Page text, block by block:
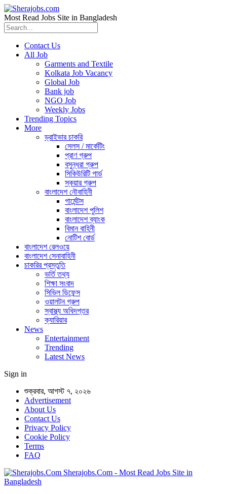
Most Read Jobs Site in Bangladesh
Contact Us
All Job
Garments and Textile
Kolkata Job Vacancy
Global Job
Bank job
NGO Job
Weekly Jobs
Trending Topics
More
ড্রাইভার চাকরি
সেলস / মার্কেটিং
প্রাণ গ্রুপ
বসুন্ধরা গ্রুপ
সিকিউরিটি গার্ড
স্কয়ার গ্রুপ
বাংলাদেশ নৌবাহিনী
গার্মেন্টস
বাংলাদেশ পুলিশ
বাংলাদেশ ব্যাংক
বিমান বাহিনী
নোটিশ বোর্ড
বাংলাদেশ রেলওয়ে
বাংলাদেশ সেনাবাহিনী
চাকরির প্রস্তুতি
ভর্তি তথ্য
শিক্ষা সংবাদ
সিভিল ডিফেন্স
ওয়ালটন গ্রুপ
স্বাস্থ্য অধিদপ্তর
ক্যারিয়ার
News
Entertainment
Trending
Latest News
Sign in
শুক্রবার, আগস্ট ৭, ২০২৬
Advertisement
About Us
Contact Us
Privacy Policy
Cookie Policy
Terms
FAQ
Sherajobs.Com - Most Read Jobs Site in
Bangladesh